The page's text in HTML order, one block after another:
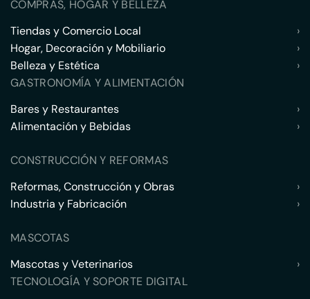
COMPRAS, HOGAR Y BELLEZA
Tiendas y Comercio Local
›
Hogar, Decoración y Mobiliario
›
Belleza y Estética
›
GASTRONOMÍA Y ALIMENTACIÓN
Bares y Restaurantes
›
Alimentación y Bebidas
›
CONSTRUCCIÓN Y REFORMAS
Reformas, Construcción y Obras
›
Industria y Fabricación
›
MASCOTAS
Mascotas y Veterinarios
›
TECNOLOGÍA Y SOPORTE DIGITAL